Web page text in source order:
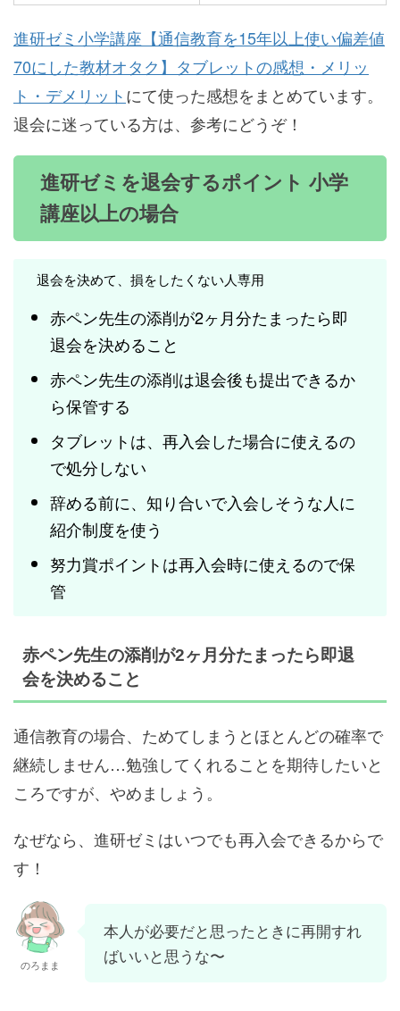
進研ゼミ小学講座【通信教育を15年以上使い偏差値
70にした教材オタク】タブレットの感想・メリッ
ト・デメリットにて使った感想をまとめています。
退会に迷っている方は、参考にどうぞ！
進研ゼミを退会するポイント 小学
講座以上の場合
退会を決めて、損をしたくない人専用
赤ペン先生の添削が2ヶ月分たまったら即
退会を決めること
赤ペン先生の添削は退会後も提出できるか
ら保管する
タブレットは、再入会した場合に使えるの
で処分しない
辞める前に、知り合いで入会しそうな人に
紹介制度を使う
努力賞ポイントは再入会時に使えるので保
管
赤ペン先生の添削が2ヶ月分たまったら即退
会を決めること
通信教育の場合、ためてしまうとほとんどの確率で
継続しません…勉強してくれることを期待したいと
ころですが、やめましょう。
なぜなら、進研ゼミはいつでも再入会できるからで
す！
のろまま
本人が必要だと思ったときに再開すれ
ばいいと思うな〜